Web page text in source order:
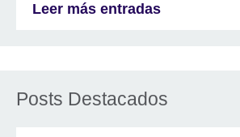
Leer más entradas
Posts Destacados